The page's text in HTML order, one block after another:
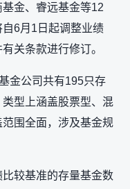
金、睿远基金等12
6月1日起调整业绩
关条款进行修订。
金公司共有195只存
型上涵盖股票型、混
围全面，涉及基金规
较基准的存量基金数